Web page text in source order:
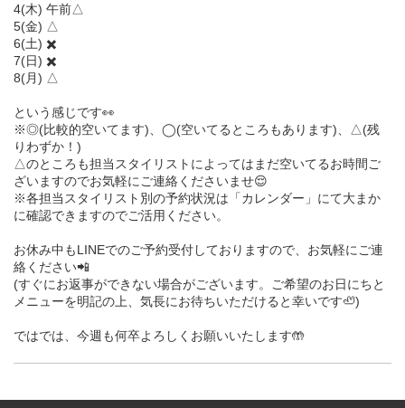
4(木) 午前△
5(金) △
6(土) ✖️
7(日) ✖️
8(月) △
という感じです👀
※◎(比較的空いてます)、◯(空いてるところもあります)、△(残
りわずか！)
△のところも担当スタイリストによってはまだ空いてるお時間ご
ざいますのでお気軽にご連絡くださいませ😌
※各担当スタイリスト別の予約状況は「カレンダー」にて大まか
に確認できますのでご活用ください。
お休み中もLINEでのご予約受付しておりますので、お気軽にご連
絡ください📲
(すぐにお返事ができない場合がございます。ご希望のお日にちと
メニューを明記の上、気長にお待ちいただけると幸いです🦥)
ではでは、今週も何卒よろしくお願いいたします🤲